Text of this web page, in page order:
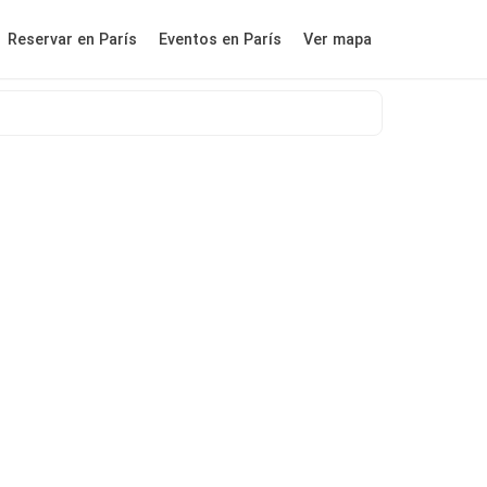
Reservar en París Eventos en París Ver mapa